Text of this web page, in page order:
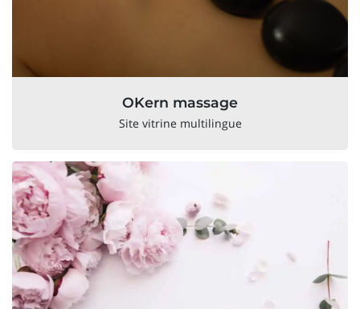
OKern massage
Site vitrine multilingue